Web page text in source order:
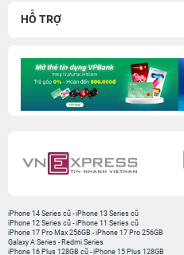
HỖ TRỢ
iPhone 14 Series cũ -iPhone 13 Series cũ
iPhone 12 Series cũ -iPhone 11 Series cũ
iPhone 17 Pro Max 256GB -iPhone 17 Pro 256GB
Galaxy A Series - Redmi Series
iPhone 16 Plus 128GB cũ -iPhone 15 Plus 128GB